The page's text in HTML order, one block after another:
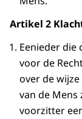
Artikel 2
Eenieder die
voor de
over de
van de Mens
voorzitter